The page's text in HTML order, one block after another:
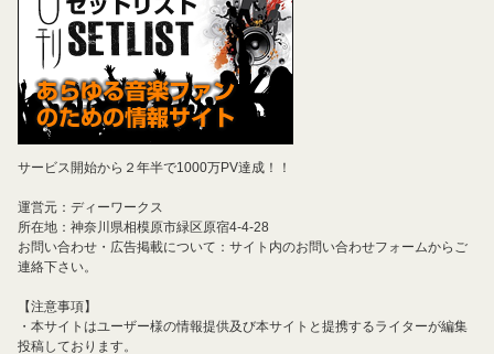
サービス開始から２年半で1000万PV達成！！
運営元：ディーワークス
所在地：神奈川県相模原市緑区原宿4-4-28
お問い合わせ・広告掲載について：サイト内のお問い合わせフォームからご
連絡下さい。
【注意事項】
・本サイトはユーザー様の情報提供及び本サイトと提携するライターが編集
投稿しております。